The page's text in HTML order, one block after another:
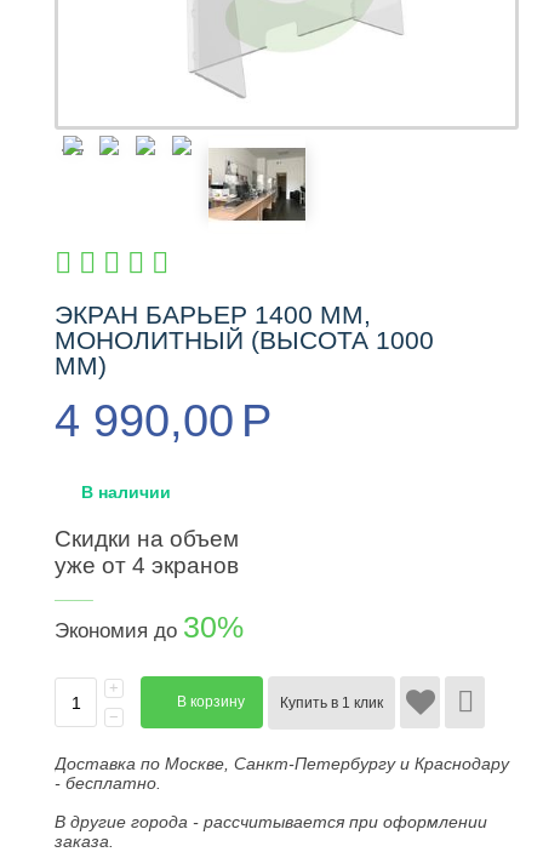
ЭКРАН БАРЬЕР 1400 ММ,
МОНОЛИТНЫЙ (ВЫСОТА 1000
ММ)
4 990,00 Р
В наличии
Скидки на объем
уже от 4 экранов
Экономия до 30%
+
−
В корзину Купить в 1 клик
Доставка по Москве, Санкт-Петербургу и Краснодару
- бесплатно.
В другие города - рассчитывается при оформлении
заказа.